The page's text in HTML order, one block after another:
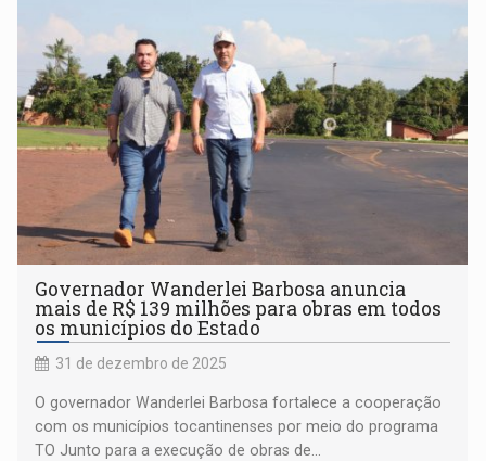
Governador Wanderlei Barbosa anuncia
mais de R$ 139 milhões para obras em todos
os municípios do Estado
31 de dezembro de 2025
O governador Wanderlei Barbosa fortalece a cooperação
com os municípios tocantinenses por meio do programa
TO Junto para a execução de obras de...